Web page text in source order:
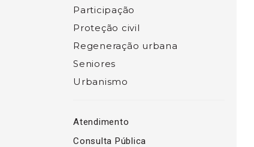
Participação
Proteção civil
Regeneração urbana
Seniores
Urbanismo
Atendimento
Consulta Pública